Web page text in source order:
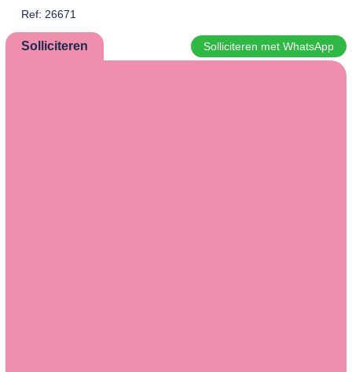
Ref: 26671
Solliciteren Solliciteren met WhatsApp